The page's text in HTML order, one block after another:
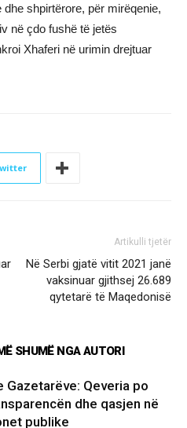
shpirtërore, për mirëqenie,
në çdo fushë të jetës
Xhaferi në urimin drejtuar
Artikulli tjetër
Në Serbi gjatë vitit 2021 janë
vaksinuar gjithsej 26.689
qytetarë të Maqedonisë
SHUMË NGA AUTORI
Gazetarëve: Qeveria po
dhe qasjen në
publike